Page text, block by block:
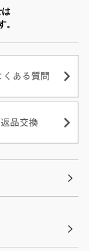
は
。